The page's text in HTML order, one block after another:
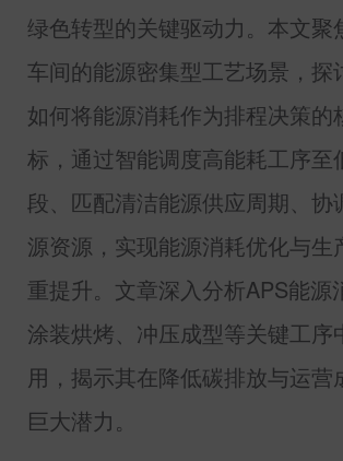
绿色转型的关键驱动力。本文聚
车间的能源密集型工艺场景，探
如何将能源消耗作为排程决策的
标，通过智能调度高能耗工序至
段、匹配清洁能源供应周期、协
源资源，实现能源消耗优化与生
重提升。文章深入分析APS能源
涂装烘烤、冲压成型等关键工序
用，揭示其在降低碳排放与运营
巨大潜力。